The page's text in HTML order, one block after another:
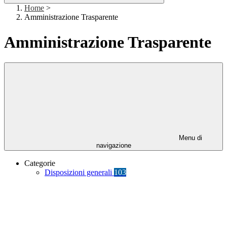
Home >
Amministrazione Trasparente
Amministrazione Trasparente
Menu di
navigazione
Categorie
Disposizioni generali 103